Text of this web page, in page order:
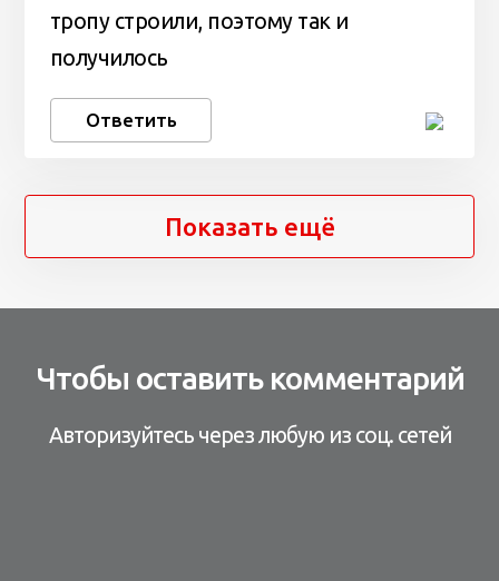
тропу строили, поэтому так и
получилось
Ответить
Показать ещё
Чтобы оставить комментарий
Авторизуйтесь через любую из соц. сетей